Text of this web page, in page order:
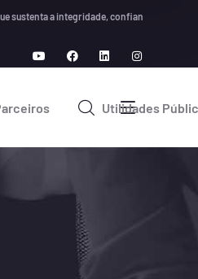
a integridade, confiança e crescimento
Utilidades